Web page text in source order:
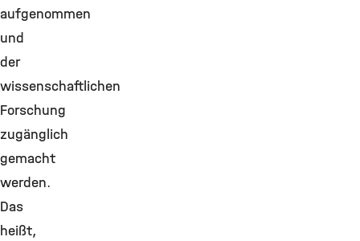
aufgenommen
und
der
wissenschaftlichen
Forschung
zugänglich
gemacht
werden.
Das
heißt,